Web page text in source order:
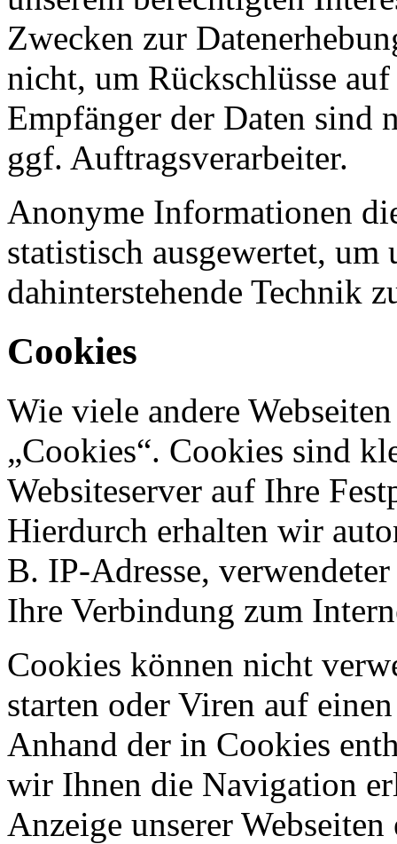
Zwecken zur
nicht, um Rückschlüsse
Empfänger der Daten sind
ggf. Auftragsverarbeiter.
Anonyme Informationen
statistisch ausgewertet,
dahinterstehende Technik
Cookies
Wie viele andere
„Cookies“. Cookies sind
Websiteserver auf Ihre
Hierdurch erhalten wir
B. IP-Adresse,
Ihre Verbindung zum
Cookies können nicht
starten oder Viren auf
Anhand der in Cookies
wir Ihnen die Navigation
Anzeige unserer